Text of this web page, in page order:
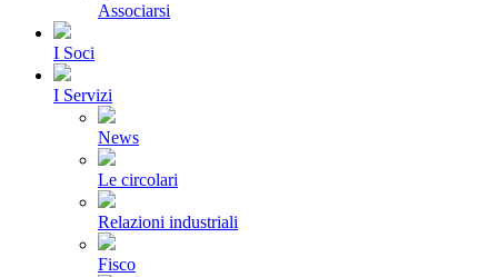
Associarsi
I Soci
I Servizi
News
Le circolari
Relazioni industriali
Fisco